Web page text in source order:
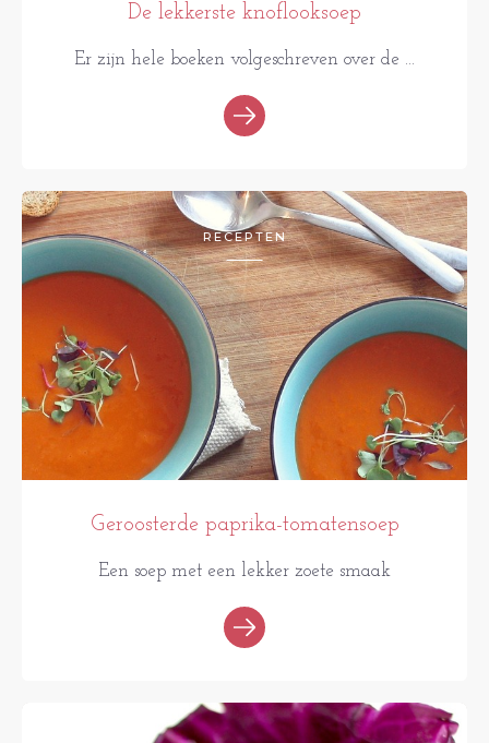
De lekkerste knoflooksoep
Er zijn hele boeken volgeschreven over de ...
RECEPTEN
Geroosterde paprika-tomatensoep
Een soep met een lekker zoete smaak